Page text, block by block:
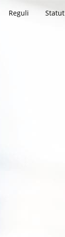
Reguli Statut